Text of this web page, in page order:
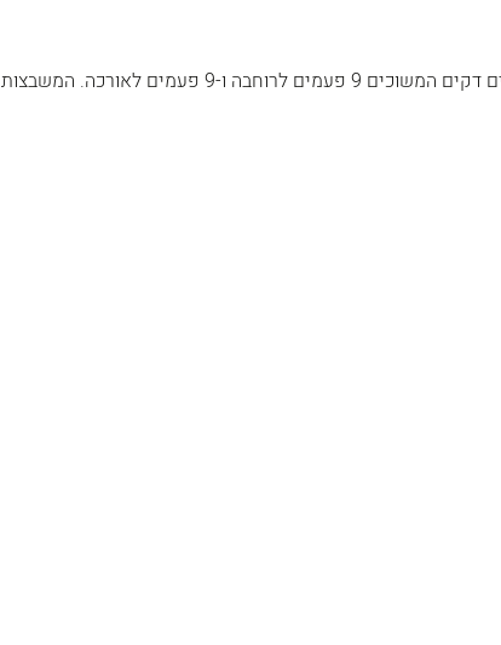
ממחחטה מרובעת משובצת ב-3 פסים דקים המשוכים 9 פעמים לרוחבה ו-9 פעמים לאורכה. המשבצות